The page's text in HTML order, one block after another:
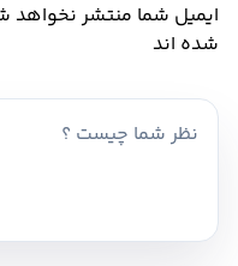
ایمیل شما منتشر نخواهد
شده اند